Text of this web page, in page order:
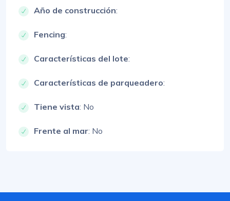
Año de construcción:
Fencing:
Características del lote:
Características de parqueadero:
Tiene vista: No
Frente al mar: No